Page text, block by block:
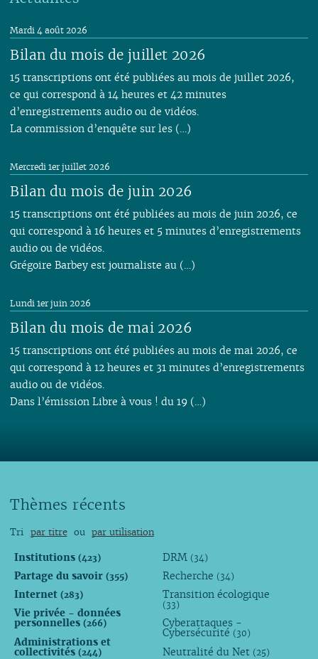
Bilan du mois de juillet 2026
Mardi 4 août 2026
15 transcriptions ont été publiées au mois de juillet 2026,
ce qui correspond à 14 heures et 42 minutes
d’enregistrements audio ou de vidéos.
La commission d’enquête sur les (…)
Bilan du mois de juin 2026
Mercredi 1er juillet 2026
15 transcriptions ont été publiées au mois de juin 2026, ce
qui correspond à 16 heures et 5 minutes d’enregistrements
audio ou de vidéos.
Grégoire Barbey est journaliste au (…)
Bilan du mois de mai 2026
Lundi 1er juin 2026
15 transcriptions ont été publiées au mois de mai 2026, ce
qui correspond à 12 heures et 31 minutes d’enregistrements
audio ou de vidéos.
Dans l’émission Libre à vous ! du 19 (…)
Thèmes récents
Tri par titre ou par utilisation
Institutions (423)
Partage du savoir (355)
Internet (283)
Vie privée - données
personnelles (266)
Administrations et
collectivités (244)
DRM (34)
Recherche (34)
Transition écologique
(33)
Cyberattaques -
Cybersécurité (30)
Neutralité du Net (25)